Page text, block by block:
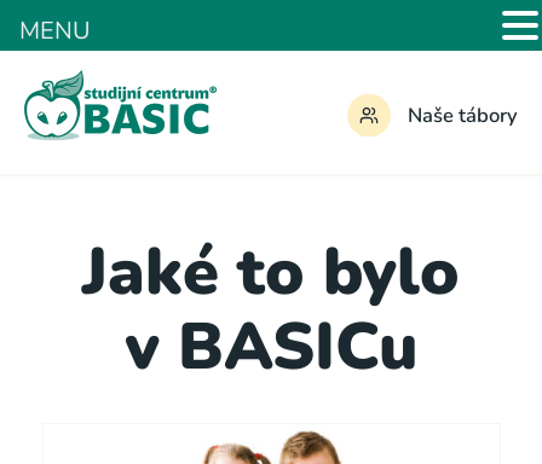
Naše tábory
Jaké to bylo
v BASICu
MENU